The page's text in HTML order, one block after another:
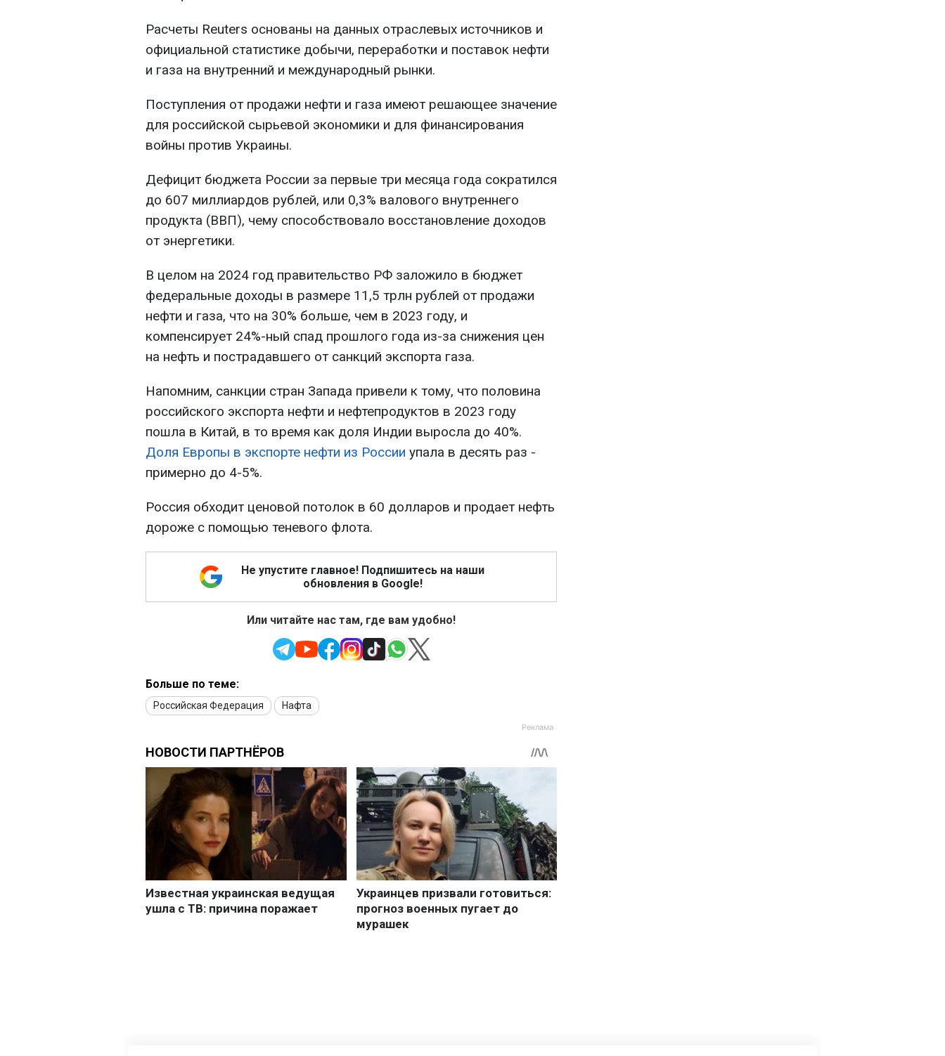
Расчеты Reuters основаны на данных отраслевых источников и
официальной статистике добычи, переработки и поставок нефти
и газа на внутренний и международный рынки.
Поступления от продажи нефти и газа имеют решающее значение
для российской сырьевой экономики и для финансирования
войны против Украины.
Дефицит бюджета России за первые три месяца года сократился
до 607 миллиардов рублей, или 0,3% валового внутреннего
продукта (ВВП), чему способствовало восстановление доходов
от энергетики.
В целом на 2024 год правительство РФ заложило в бюджет
федеральные доходы в размере 11,5 трлн рублей от продажи
нефти и газа, что на 30% больше, чем в 2023 году, и
компенсирует 24%-ный спад прошлого года из-за снижения цен
на нефть и пострадавшего от санкций экспорта газа.
Напомним, санкции стран Запада привели к тому, что половина
российского экспорта нефти и нефтепродуктов в 2023 году
пошла в Китай, в то время как доля Индии выросла до 40%.
Доля Европы в экспорте нефти из России упала в десять раз -
примерно до 4-5%.
Россия обходит ценовой потолок в 60 долларов и продает нефть
дороже с помощью теневого флота.
Не упустите главное! Подпишитесь на наши
обновления в Google!
Или читайте нас там, где вам удобно!
Больше по теме:
Российская Федерация Нафта